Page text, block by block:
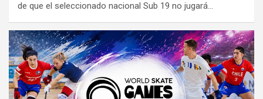
de que el seleccionado nacional Sub 19 no jugará…